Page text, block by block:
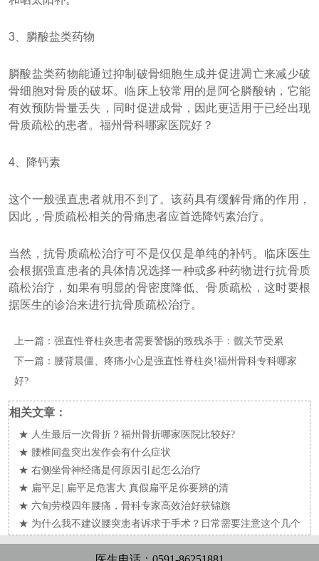
3、膦酸盐类药物
膦酸盐类药物能通过抑制破骨细胞生成并促进凋亡来减少破
骨细胞对骨质的破坏。临床上较常用的是阿仑膦酸钠，它能
有效预防骨量丢失，同时促进成骨，因此更适用于已经出现
骨质疏松的患者。福州骨科哪家医院好？
4、降钙素
这个一般强直患者就用不到了。该药具有缓解骨痛的作用，
因此，骨质疏松相关的骨痛患者应首选降钙素治疗。
当然，抗骨质疏松治疗可不是仅仅是单纯的补钙。临床医生
会根据强直患者的具体情况选择一种或多种药物进行抗骨质
疏松治疗，如果有明显的骨密度降低、骨质疏松，这时要根
据医生的诊治来进行抗骨质疏松治疗。
上一篇：强直性脊柱炎患者需要警惕的致残杀手：髋关节受累
下一篇： 腰背晨僵、疼痛小心是强直性脊柱炎!福州骨科专科哪家
好?
相关文章：
★ 人生最后一次骨折？福州骨折哪家医院比较好?
★ 腰椎间盘突出发作会有什么症状
★右侧坐骨神经痛是何原因引起怎么治疗
★ 扁平足| 扁平足危害大 真假扁平足你要辨的清
★六旬劳模四年腰痛，骨科专家高效治好获锦旗
★ 为什么我不建议腰突患者诉求于手术？日常需要注意这个几个
事项！